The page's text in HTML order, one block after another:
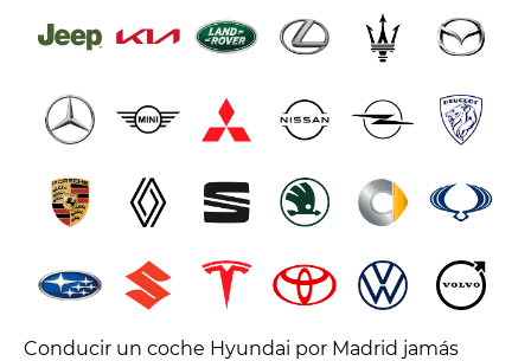
Conducir un coche Hyundai por Madrid jamás